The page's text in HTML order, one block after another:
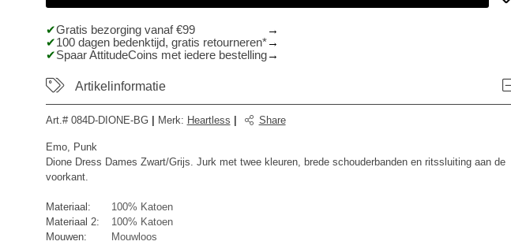
Gratis bezorging vanaf €99
100 dagen bedenktijd, gratis retourneren*
Spaar AttitudeCoins met iedere bestelling
Artikelinformatie
Art.# 084D-DIONE-BG Merk: Heartless Share
Emo, Punk
Dione Dress Dames Zwart/Grijs. Jurk met twee kleuren, brede schouderbanden en ritssluiting aan de
voorkant.
Materiaal:
100% Katoen
Materiaal 2:
100% Katoen
Mouwen:
Mouwloos